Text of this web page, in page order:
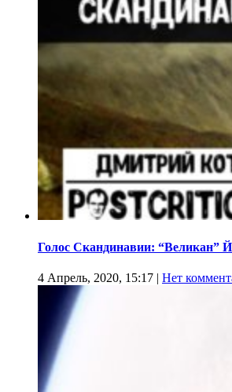
Голос Скандинавии: “Великан”
4 Апрель, 2020, 15:17 | Нет